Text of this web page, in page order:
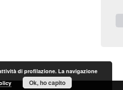
di profilazione. La navigazione
Ok, ho capito